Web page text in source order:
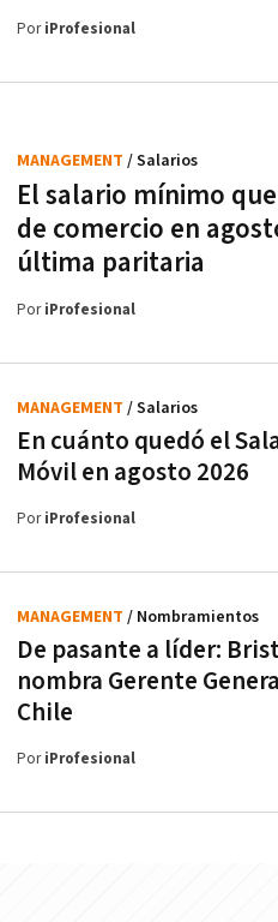
PoriProfesional
El salario mínimo
de comercio en
última paritaria
MANAGEMENT / Salarios
PoriProfesional
En cuánto quedó el
Móvil en agosto 2026
MANAGEMENT / Salarios
PoriProfesional
De pasante a líder:
nombra Gerente
Chile
MANAGEMENT / Nombramientos
PoriProfesional